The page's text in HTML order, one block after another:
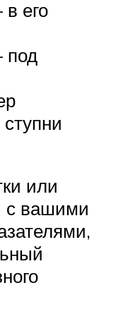
его
под
или
с вашими